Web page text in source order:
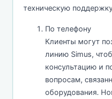
техническую
По телефону
Клиенты могут
линию Simus,
консультацию и
вопросам,
оборудования.